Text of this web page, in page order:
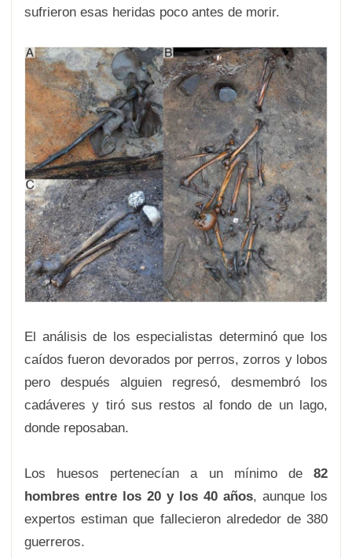
sufrieron esas heridas poco antes de morir.
El análisis de los especialistas determinó que los
caídos fueron devorados por perros, zorros y lobos
pero después alguien regresó, desmembró los
cadáveres y tiró sus restos al fondo de un lago,
donde reposaban.
Los huesos pertenecían a un mínimo de 82
hombres entre los 20 y los 40 años, aunque los
expertos estiman que fallecieron alrededor de 380
guerreros.